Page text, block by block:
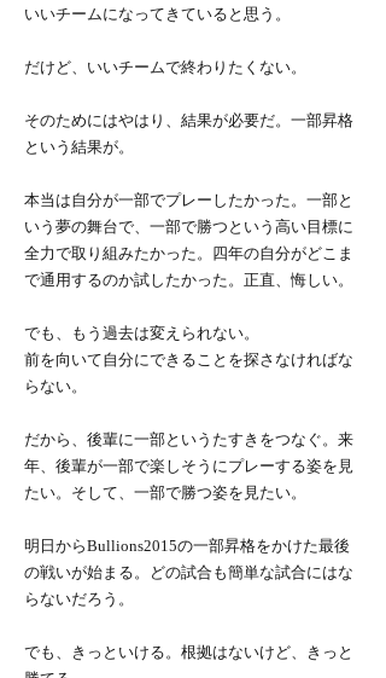
いいチームになってきていると思う。
だけど、いいチームで終わりたくない。
そのためにはやはり、結果が必要だ。一部昇格
という結果が。
本当は自分が一部でプレーしたかった。一部と
いう夢の舞台で、一部で勝つという高い目標に
全力で取り組みたかった。四年の自分がどこま
で通用するのか試したかった。正直、悔しい。
でも、もう過去は変えられない。
前を向いて自分にできることを探さなければな
らない。
だから、後輩に一部というたすきをつなぐ。来
年、後輩が一部で楽しそうにプレーする姿を見
たい。そして、一部で勝つ姿を見たい。
明日からBullions2015の一部昇格をかけた最後
の戦いが始まる。どの試合も簡単な試合にはな
らないだろう。
でも、きっといける。根拠はないけど、きっと